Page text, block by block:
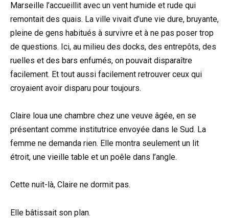
Marseille l’accueillit avec un vent humide et rude qui
remontait des quais. La ville vivait d’une vie dure, bruyante,
pleine de gens habitués à survivre et à ne pas poser trop
de questions. Ici, au milieu des docks, des entrepôts, des
ruelles et des bars enfumés, on pouvait disparaître
facilement. Et tout aussi facilement retrouver ceux qui
croyaient avoir disparu pour toujours.
Claire loua une chambre chez une veuve âgée, en se
présentant comme institutrice envoyée dans le Sud. La
femme ne demanda rien. Elle montra seulement un lit
étroit, une vieille table et un poêle dans l’angle.
Cette nuit-là, Claire ne dormit pas.
Elle bâtissait son plan.